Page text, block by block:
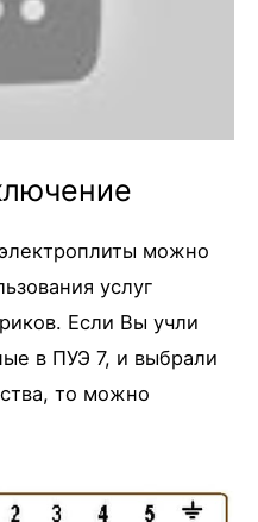
можно
услуг
Если Вы учли
в ПУЭ 7, и выбрали
то можно